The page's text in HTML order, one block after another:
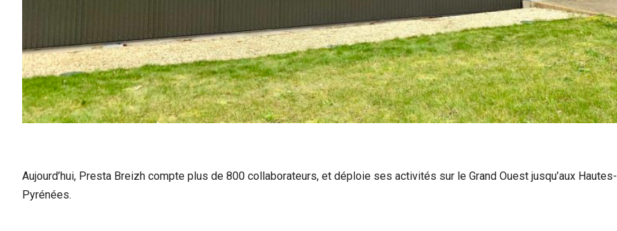
Aujourd’hui, Presta Breizh compte plus de 800 collaborateurs, et déploie ses activités sur le Grand Ouest jusqu’aux Hautes-
Pyrénées.